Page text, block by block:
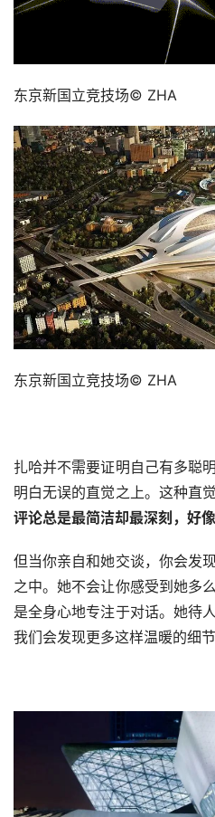
首
页
资
讯
东京新国立竞技场© ZHA
东京新国立竞技场© ZHA
扎哈并不需要证明自己有多聪
明白无误的直觉之上。这种直
评论总是最简洁却最深刻，好
但当你亲自和她交谈，你会发
之中。她不会让你感受到她多
是全身心地专注于对话。她待
我们会发现更多这样温暖的细节